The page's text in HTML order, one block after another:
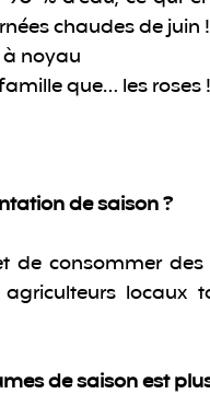
chaudes de juin !
à noyau
que… les roses !
de saison ?
de consommer
locaux
de saison est